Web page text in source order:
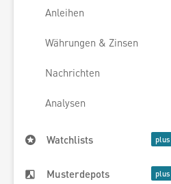
Anleihen
Währungen & Zinsen
Nachrichten
Analysen
Watchlists
Musterdepots